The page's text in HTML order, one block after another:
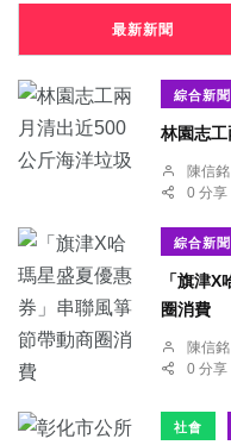
最新新聞
綜合新聞
林園志
陳信銘
0 分享
綜合新聞
「旗津
圈消費
陳信銘
0 分享
社會